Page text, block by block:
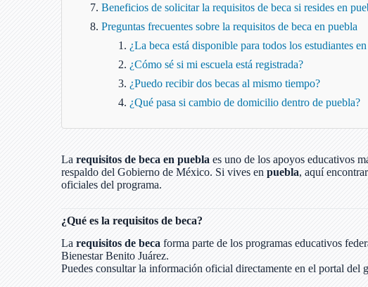
Beneficios de solicitar la requisitos de beca si resides en
Preguntas frecuentes sobre la requisitos de beca en puebla
¿La beca está disponible para todos los estudiantes
¿Cómo sé si mi escuela está registrada?
¿Puedo recibir dos becas al mismo tiempo?
¿Qué pasa si cambio de domicilio dentro de puebla?
La requisitos de beca en puebla es uno de los apoyos educativos
respaldo del Gobierno de México. Si vives en puebla, aquí
oficiales del programa.
¿Qué es la requisitos de beca?
La requisitos de beca forma parte de los programas educativos
Bienestar Benito Juárez.
Puedes consultar la información oficial directamente en el portal del